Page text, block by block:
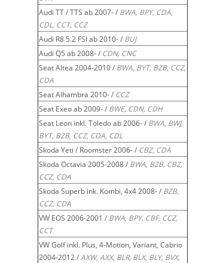
Audi TT / TTS ab 2007- / BWA, BPY, CDA,
CDL, CCT, CCZ
Audi R8 5.2 FSI ab 2010- / BUJ
Audi Q5 ab 2008- / CDN, CNC
Seat Altea 2004-2010 / BWA, BYT, BZB, CCZ,
CDA
Seat Alhambra 2010- / CCZ
Seat Exeo ab 2009- / BWE, CDN, CDH
Seat Leon inkl. Toledo ab 2006- / BWA, BWJ,
BYT, BZB, CCZ, CDA, CDL
Skoda Yeti / Roomster 2006- / CBZ, CDA
Skoda Octavia 2005-2008 / BWA, BZB, CBZ,
CCZ, CDA
Skoda Superb ink. Kombi, 4x4 2008- / BZB,
CCZ, CDA
VW EOS 2006-2001 / BWA, BPY, CBF, CCZ,
CCT
VW Golf inkl. Plus, 4-Motion, Variant, Cabrio
2004-2012 /AXW, AXX, BLR, BLX, BLY, BVX,